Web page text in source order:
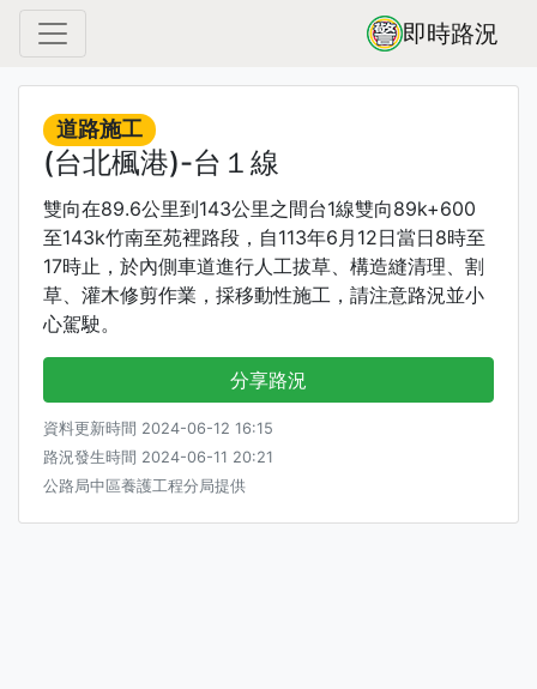
即時路況
道路施工
(台北楓港)-台１線
雙向在89.6公里到143公里之間台1線雙向89k+600
至143k竹南至苑裡路段，自113年6月12日當日8時至
17時止，於內側車道進行人工拔草、構造縫清理、割
草、灌木修剪作業，採移動性施工，請注意路況並小
心駕駛。
分享路況
資料更新時間 2024-06-12 16:15
路況發生時間 2024-06-11 20:21
公路局中區養護工程分局提供